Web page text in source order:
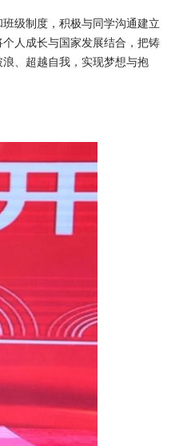
级制度，积极与同学沟通建立
人成长与国家发展结合，把铸
、超越自我，实现梦想与抱